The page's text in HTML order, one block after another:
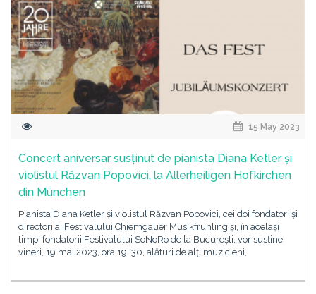
15 May 2023
Concert aniversar susținut de pianista Diana Ketler și
violistul Răzvan Popovici, la Allerheiligen Hofkirchen
din München
Pianista Diana Ketler și violistul Răzvan Popovici, cei doi fondatori și
directori ai Festivalului Chiemgauer Musikfrühling și, în același
timp, fondatorii Festivalului SoNoRo de la București, vor susține
vineri, 19 mai 2023, ora 19. 30, alături de alți muzicieni,